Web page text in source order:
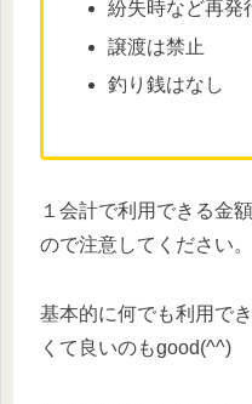
紛失時など再発
譲渡は禁止
釣り銭はなし
１会計で利用できる金
ので注意してください。
基本的に何でも利用で
くて良いのもgood(^^)